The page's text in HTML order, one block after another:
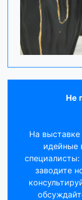
Не
На
идейные
специалисты:
заводите